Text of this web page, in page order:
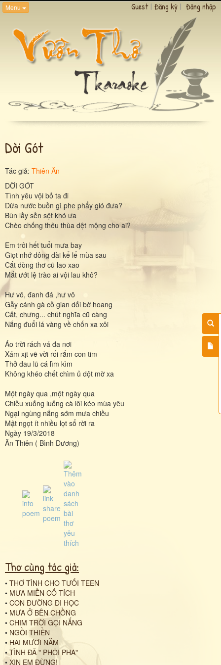
Menu Guest | Đăng ký | Đăng nhập
Dời Gót
Tác giả: Thiên Ân
DỜI GÓT
Tình yêu vội bỏ ta đi
Dừa nước buồn gì phe phẩy gió đưa?
Bùn lầy sền sệt khó ưa
Chèo chống thêu thùa dệt mộng cho ai?
Em trôi hết tuổi mưa bay
Giọt nhớ dông dài kể lể mùa sau
Cắt dòng thơ cũ lao xao
Mắt ướt lệ trào ai vội lau khô?
Hư vô, đanh đá ,hư vô
Gẫy cánh gà cồ gian dối bờ hoang
Cất, chưng... chút nghĩa cũ càng
Nắng đuổi lá vàng về chốn xa xôi
Áo trời rách vá đa nơi
Xám xịt vẽ vời rối rắm con tim
Thở đau lũ cá lìm kìm
Không khéo chết chìm ủ dột mờ xa
Một ngày qua ,một ngày qua
Chiều xuống luống cà lôi kéo mùa yêu
Ngại ngùng nắng sớm mưa chiều
Mật ngọt ít nhiều lọt sổ rời ra
Ngày 19/3/2018
Ân Thiên ( Bình Dương)
Thơ cùng tác giả:
• THƠ TÌNH CHO TƯỔI TEEN
• MƯA MIỀN CỔ TÍCH
• CON ĐƯỜNG ĐI HỌC
• MƯA Ở BÊN CHỒNG
• CHIM TRỜI GỌI NẮNG
• NGỒI THIỀN
• HAI MƯƠI NĂM
•TÌNH ĐÃ " PHÔI PHA"
• XIN EM ĐỪNG!